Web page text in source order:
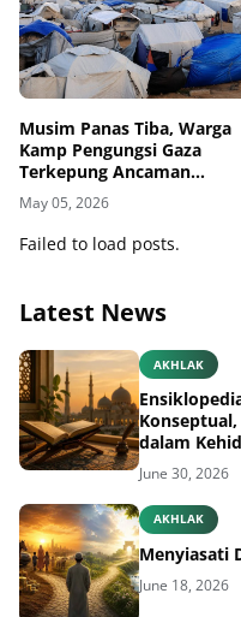
Musim Panas Tiba, Warga
Kamp Pengungsi Gaza
Terkepung Ancaman
Penyakit Kulit
May 05, 2026
Failed to load posts.
Latest News
AKHLAK
dalam
June 30, 2026
AKHLAK
Menyiasati
June 18, 2026